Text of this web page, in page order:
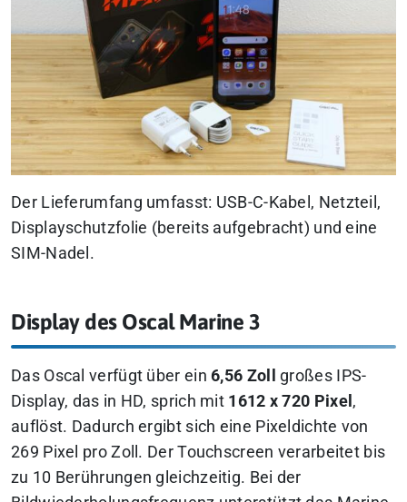
Der Lieferumfang umfasst: USB-C-Kabel, Netzteil,
Displayschutzfolie (bereits aufgebracht) und eine
SIM-Nadel.
Display des Oscal Marine 3
Das Oscal verfügt über ein6,56 Zoll
großes IPS-
Display, das in HD, sprich mit 1612 x 720 Pixel ,
auflöst. Dadurch ergibt sich eine Pixeldichte von
269 Pixel pro Zoll. Der Touchscreen verarbeitet bis
zu 10 Berührungen gleichzeitig. Bei der